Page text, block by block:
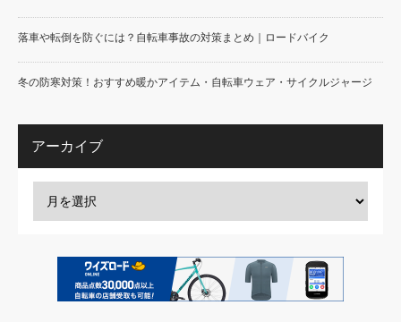
落車や転倒を防ぐには？自転車事故の対策まとめ｜ロードバイク
冬の防寒対策！おすすめ暖かアイテム・自転車ウェア・サイクルジャージ
アーカイブ